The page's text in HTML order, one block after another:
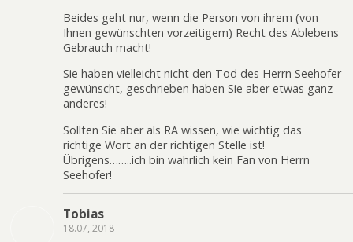
Beides geht nur, wenn die Person von ihrem (von
Ihnen gewünschten vorzeitigem) Recht des Ablebens
Gebrauch macht!
Sie haben vielleicht nicht den Tod des Herrn Seehofer
gewünscht, geschrieben haben Sie aber etwas ganz
anderes!
Sollten Sie aber als RA wissen, wie wichtig das
richtige Wort an der richtigen Stelle ist!
Übrigens……..ich bin wahrlich kein Fan von Herrn
Seehofer!
Tobias
18.07, 2018